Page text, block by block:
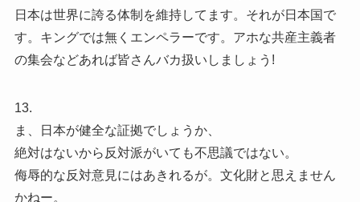
日本は世界に誇る体制を維持してます。それが日本国で
す。キングでは無くエンペラーです。アホな共産主義者
の集会などあれば皆さんバカ扱いしましょう!
13.
ま、日本が健全な証拠でしょうか、
絶対はないから反対派がいても不思議ではない。
侮辱的な反対意見にはあきれるが。文化財と思えません
かねー。